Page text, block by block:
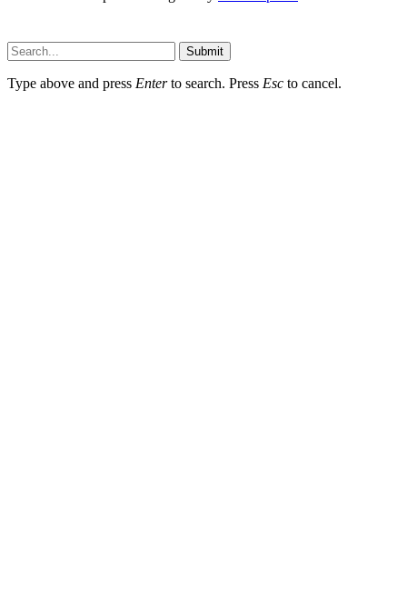
Submit
Type above and press Enterto search. Press Esc to cancel.